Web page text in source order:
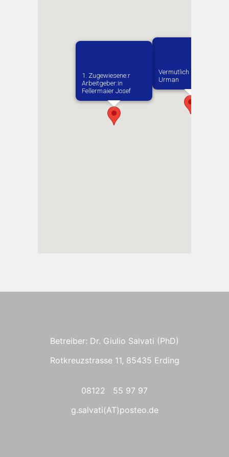
Vermutlich geboren in
Urman
1. Zugewiesene:r
Arbeitgeber:in​
Fellermaier Josef
Betreiber: Dr. Giulio Salvati (PhD)
Rotkreuzstrasse 11, 85435 Erding
08122 55 97 97
g.salvati(AT)posteo.de